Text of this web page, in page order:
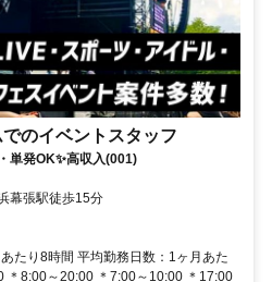
のイベントスタッフ
単発OK✨高収入(001)
幕張駅徒歩15分
たり8時間 平均勤務日数：1ヶ月あた
＊8:00～20:00 ＊7:00～10:00 ＊17:00